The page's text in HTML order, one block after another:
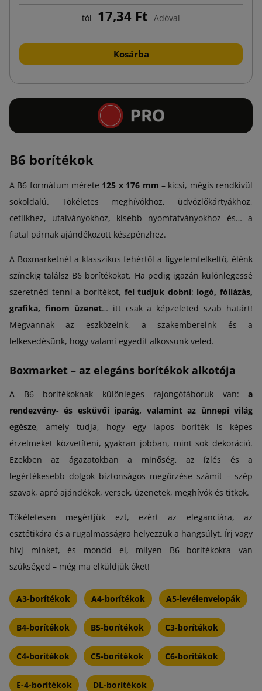
tól 17,34 Ft Adóval
Kosárba
B6 borítékok
A B6 formátum mérete 125 x 176 mm – kicsi, mégis rendkívül
sokoldalú. Tökéletes meghívókhoz, üdvözlőkártyákhoz,
cetlikhez, utalványokhoz, kisebb nyomtatványokhoz és… a
fiatal párnak ajándékozott készpénzhez.
A Boxmarketnél a klasszikus fehértől a figyelemfelkeltő, élénk
színekig találsz B6 borítékokat. Ha pedig igazán különlegessé
szeretnéd tenni a borítékot, fel tudjuk dobni: logó, fóliázás,
grafika, finom üzenet… itt csak a képzeleted szab határt!
Megvannak az eszközeink, a szakembereink és a
lelkesedésünk, hogy valami egyedit alkossunk veled.
Boxmarket – az elegáns borítékok alkotója
A B6 borítékoknak különleges rajongótáboruk van: a
rendezvény- és esküvői iparág, valamint az ünnepi világ
egésze, amely tudja, hogy egy lapos boríték is képes
érzelmeket közvetíteni, gyakran jobban, mint sok dekoráció.
Ezekben az ágazatokban a minőség, az ízlés és a
legértékesebb dolgok biztonságos megőrzése számít – szép
szavak, apró ajándékok, versek, üzenetek, meghívók és titkok.
Tökéletesen megértjük ezt, ezért az eleganciára, az
esztétikára és a rugalmasságra helyezzük a hangsúlyt. Írj vagy
hívj minket, és mondd el, milyen B6 borítékokra van
szükséged – még ma elküldjük őket!
A3-borítékok A4-borítékok A5-levélenvelopák
B4-borítékok B5-borítékok C3-borítékok
C4-borítékok C5-borítékok C6-borítékok
E-4-borítékok DL-borítékok